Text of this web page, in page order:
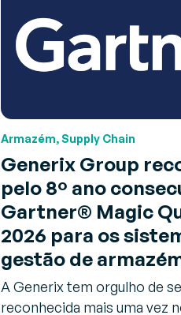
Armazém, Supply Chain
Generix Group
pelo 8º ano
Gartner® Magic
2026 para os
gestão de
A Generix tem orgulho de
reconhecida mais uma vez